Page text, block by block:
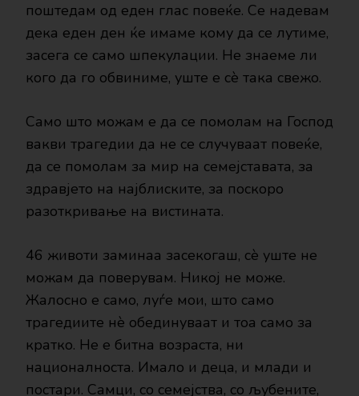
поштедам од еден глас повеќе. Се надевам
дека еден ден ќе имаме кому да се лутиме,
засега се само шпекулации. Не знаеме ли
кого да го обвиниме, уште е сè така свежо.
Само што можам е да се помолам на Господ
вакви трагедии да не се случуваат повеќе,
да се помолам за мир на семејставата, за
здравјето на најблиските, за поскоро
разоткривање на вистината.
46 животи заминаа засекогаш, сè уште не
можам да поверувам. Никој не може.
Жалосно е само, луѓе мои, што само
трагедиите нè обединуваат и тоа само за
кратко. Не е битна возраста, ни
националноста. Имало и деца, и млади и
постари. Самци, со семејства, со љубените,